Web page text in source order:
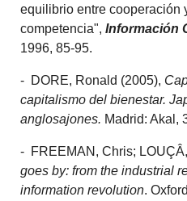
equilibrio entre cooperación
competencia", Información
1996, 85-95.
- DORE, Ronald (2005),
capitalismo del bienestar.
anglosajones. Madrid: Akal,
- FREEMAN, Chris;
goes by: from the industrial
information revolution.